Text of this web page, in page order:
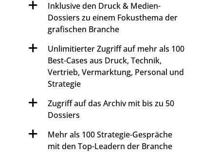
Inklusive den Druck & Medien-
Dossiers zu einem Fokusthema der
grafischen Branche
Unlimitierter Zugriff auf mehr als 100
Best-Cases aus Druck, Technik,
Vertrieb, Vermarktung, Personal und
Strategie
Zugriff auf das Archiv mit bis zu 50
Dossiers
Mehr als 100 Strategie-Gespräche
mit den Top-Leadern der Branche